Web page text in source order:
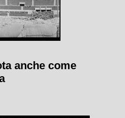
anche come